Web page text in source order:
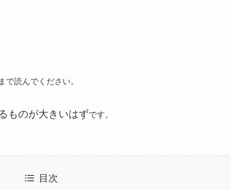
で読んでください。
ものが大きいはずです。
目次